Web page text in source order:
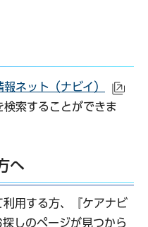
報ネット（ナビイ）
検索することができま
へ
利用する方、『ケアナビ
しのページが見つから